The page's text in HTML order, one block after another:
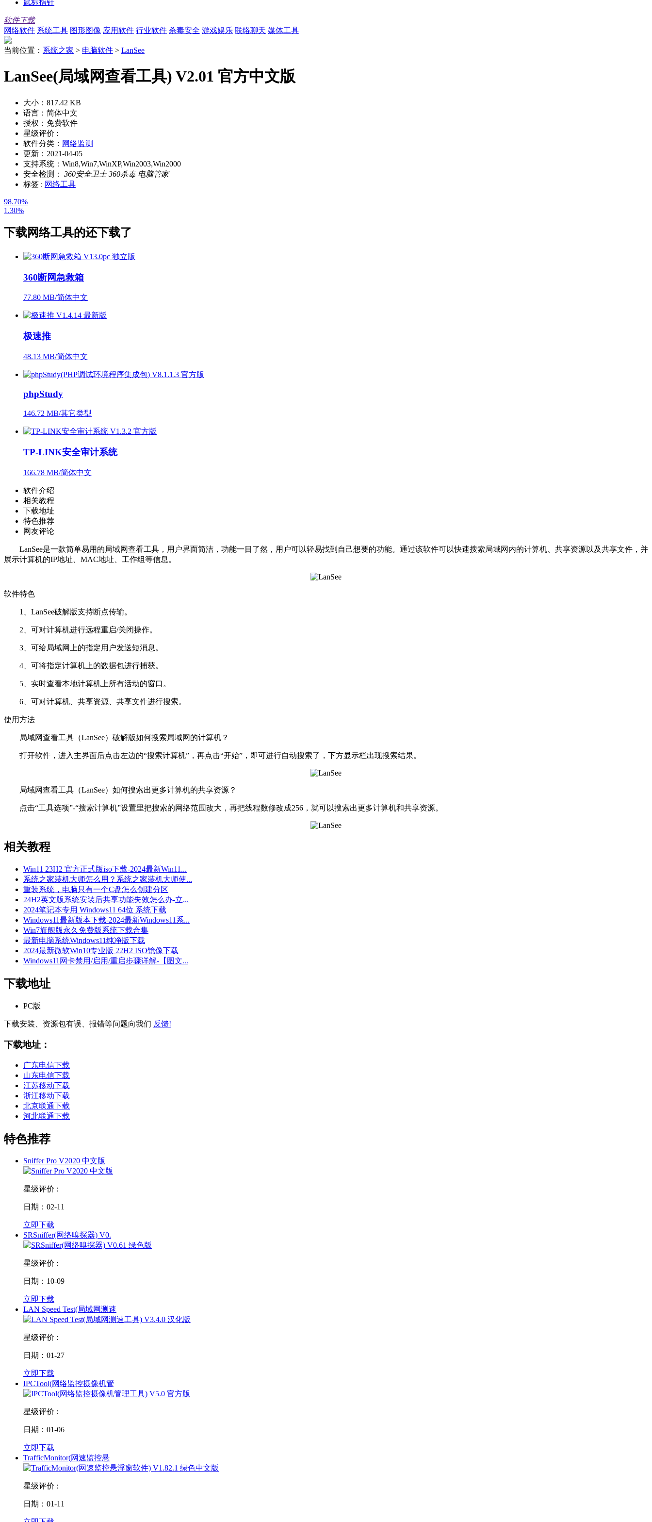
鼠标指针
软件下载
网络软件 系统工具 图形图像 应用软件 行业软件 杀毒安全 游戏娱乐 联络聊天 媒体工具
当前位置： 系统之家 > 电脑软件 > LanSee
LanSee(局域网查看工具) V2.01 官方中文版
大小： 817.42 KB
语言： 简体中文
授权： 免费软件
星级评价 :
软件分类： 网络监测
更新： 2021-04-05
支持系统： Win8,Win7,WinXP,Win2003,Win2000
安全检测：
360安全卫士 360杀毒 电脑管家
标签 : 网络工具
98.70%
1.30%
下载网络工具的还下载了
360断网急救箱
77.80 MB/简体中文
极速推
48.13 MB/简体中文
phpStudy
146.72 MB/其它类型
TP-LINK安全审计系统
166.78 MB/简体中文
软件介绍
相关教程
下载地址
特色推荐
网友评论
LanSee是一款简单易用的局域网查看工具，用户界面简洁，功能一目了然，用户可以轻易找到自己想要的功能。通过该软件可以快速搜索局域网内的计算机、共享资源以及共享文件，并
展示计算机的IP地址、MAC地址、工作组等信息。
软件特色
1、LanSee破解版支持断点传输。
2、可对计算机进行远程重启/关闭操作。
3、可给局域网上的指定用户发送短消息。
4、可将指定计算机上的数据包进行捕获。
5、实时查看本地计算机上所有活动的窗口。
6、可对计算机、共享资源、共享文件进行搜索。
使用方法
局域网查看工具（LanSee）破解版如何搜索局域网的计算机？
打开软件，进入主界面后点击左边的“搜索计算机”，再点击“开始”，即可进行自动搜索了，下方显示栏出现搜索结果。
局域网查看工具（LanSee）如何搜索出更多计算机的共享资源？
点击“工具选项”-“搜索计算机”设置里把搜索的网络范围改大，再把线程数修改成256，就可以搜索出更多计算机和共享资源。
相关教程
Win11 23H2 官方正式版iso下载-2024最新Win11...
系统之家装机大师怎么用？系统之家装机大师使...
重装系统，电脑只有一个C盘怎么创建分区
24H2英文版系统安装后共享功能失效怎么办-立...
2024笔记本专用 Windows11 64位 系统下载
Windows11最新版本下载-2024最新Windows11系...
Win7旗舰版永久免费版系统下载合集
最新电脑系统Windows11纯净版下载
2024最新微软Win10专业版 22H2 ISO镜像下载
Windows11网卡禁用/启用/重启步骤详解-【图文...
下载地址
PC版
下载安装、资源包有误、报错等问题向我们 反馈!
下载地址：
广东电信下载
山东电信下载
江苏移动下载
浙江移动下载
北京联通下载
河北联通下载
特色推荐
Sniffer Pro V2020 中文版
星级评价 :
日期：02-11
立即下载
SRSniffer(网络嗅探器) V0.
星级评价 :
日期：10-09
立即下载
LAN Speed Test(局域网测速
星级评价 :
日期：01-27
立即下载
IPCTool(网络监控摄像机管
星级评价 :
日期：01-06
立即下载
TrafficMonitor(网速监控悬
星级评价 :
日期：01-11